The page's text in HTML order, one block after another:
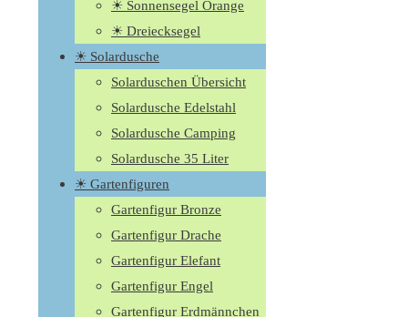
☀ Sonnensegel Orange
☀ Dreiecksegel
☀ Solardusche
Solarduschen Übersicht
Solardusche Edelstahl
Solardusche Camping
Solardusche 35 Liter
☀ Gartenfiguren
Gartenfigur Bronze
Gartenfigur Drache
Gartenfigur Elefant
Gartenfigur Engel
Gartenfigur Erdmännchen